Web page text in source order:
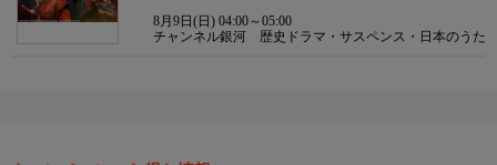
8月9日(日) 04:00～05:00
チャンネル銀河 歴史ドラマ・サスペンス・日本のうた